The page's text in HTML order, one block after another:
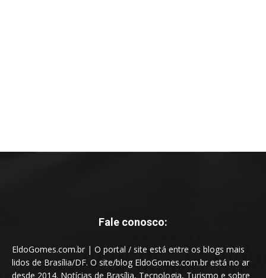
Fale conosco:
EldoGomes.com.br | O portal / site está entre os blogs mais
lidos de Brasília/DF. O site/blog EldoGomes.com.br está no ar
desde 2014. Notícias de Brasília, Tecnologia, Turismo e sobre